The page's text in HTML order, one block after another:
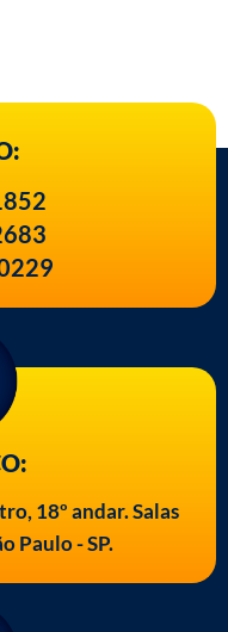
18º andar. Salas
Paulo - SP.